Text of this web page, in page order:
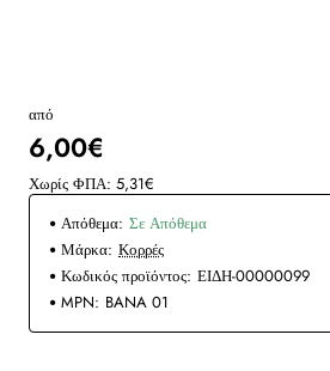
από
6,00€
Χωρίς ΦΠΑ: 5,31€
Απόθεμα: Σε Απόθεμα
Μάρκα: Κορρές
Κωδικός προϊόντος: ΕΙΔΗ-00000099
MPN: BANA 01